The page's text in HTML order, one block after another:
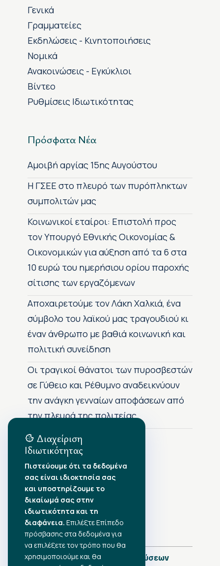
Γενικά
Γραμματείες
Εκδηλώσεις - Κινητοποιήσεις
Νομικά
Ανακοινώσεις - Εγκύκλιοι
Βίντεο
Ρυθμίσεις Ιδιωτικότητας
Πρόσφατα Νέα
Αμοιβή αργίας 15ης Αυγούστου
H ΓΣΕΕ στο πλευρό των πυρόπληκτων
συμπολιτών μας
Κοινωνικοί εταίροι: Επιστολή προς
τον Υπουργό Εθνικής Οικονομίας &
Οικονομικών για αύξηση από τα 6 στα
10 ευρώ του ημερήσιου ορίου παροχής
σίτισης των εργαζόμενων
Αποχαιρετούμε τον Λάκη Χαλκιά, ένα
σύμβολο του λαϊκού μας τραγουδιού κι
έναν άνθρωπο με βαθιά κοινωνική και
πολιτική συνείδηση
Οι τραγικοί θάνατοι των πυροσβεστών
σε Γύθειο και Ρέθυμνο αναδεικνύουν
την ανάγκη γενναίων αποφάσεων από
την πλευρά της πολιτείας
Αρχείο Δημοσιεύσεων
•Αύγουστος 2026
•Ιούλιος 2026
•Ιούνιος 2026
•Μάιος 2026
•Απρίλιος 2026
•Μάρτιος 2026
Πλήρες Ημερολόγιο Δημοσιεύσεων
Διαχείριση
Ιδιωτικότητας
Πιστεύουμε ότι τα δεδομένα
σας είναι ιδιοκτησία σας
και υποστηρίζουμε το
δικαίωμά σας στην
ιδιωτικότητα και τη
διαφάνεια. Επιλέξτε Επίπεδο
πρόσβασης στα δεδομένα για
να επιλέξετε τον τρόπο που θα
χρησιμοποιούμε και θα